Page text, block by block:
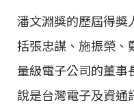
潘文淵獎的歷屆得獎
括張忠謀、施振榮、
量級電子公司的董事
說是台灣電子及資通